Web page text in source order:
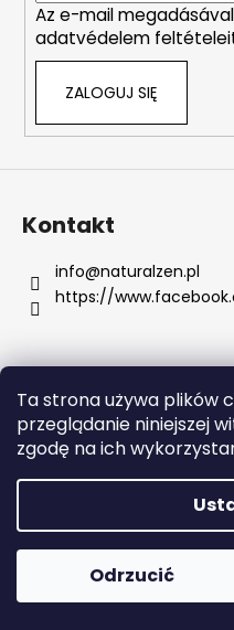
Ta strona używa plików
przeglądanie niniejszej
zgodę na ich
Odrzucić
a
s
P
l
e
c
a
m
y
ACAI
KAPSUŁEK
Az e-mail
adatvédelem
ZALOGUJ SIĘ
Kontakt
info@naturalzen.pl
https://
Copyright 2026
zastrzeżone.